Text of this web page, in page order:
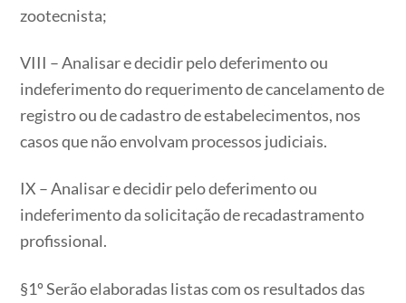
zootecnista;
VIII – Analisar e decidir pelo deferimento ou
indeferimento do requerimento de cancelamento de
registro ou de cadastro de estabelecimentos, nos
casos que não envolvam processos judiciais.
IX – Analisar e decidir pelo deferimento ou
indeferimento da solicitação de recadastramento
profissional.
§1º Serão elaboradas listas com os resultados das